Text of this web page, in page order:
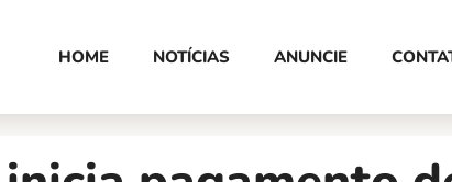
HOME NOTÍCIAS ANUNCIE